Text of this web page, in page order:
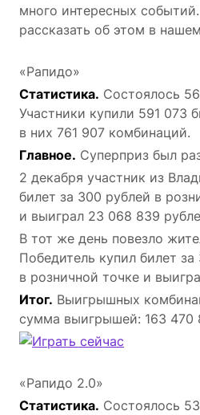
много интересных
рассказать об этом в
«Рапидо»
Статистика. Состоялось
Участники купили 591 073
в них 761 907 комбинаций.
Главное. Суперприз был
2 декабря участник из
билет за 300 рублей в
и выиграл 23 068 839
В тот же день повезло
Победитель купил билет за
в розничной точке и
Итог. Выигрышных
сумма выигрышей: 163 470
«Рапидо 2.0»
Статистика. Состоялось